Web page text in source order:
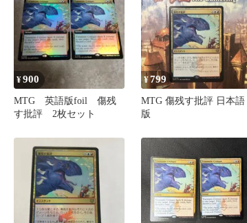
¥900
MTG 英語版foil 傷残
す批評 2枚セット
¥799
MTG 傷残す批評 日本語
版